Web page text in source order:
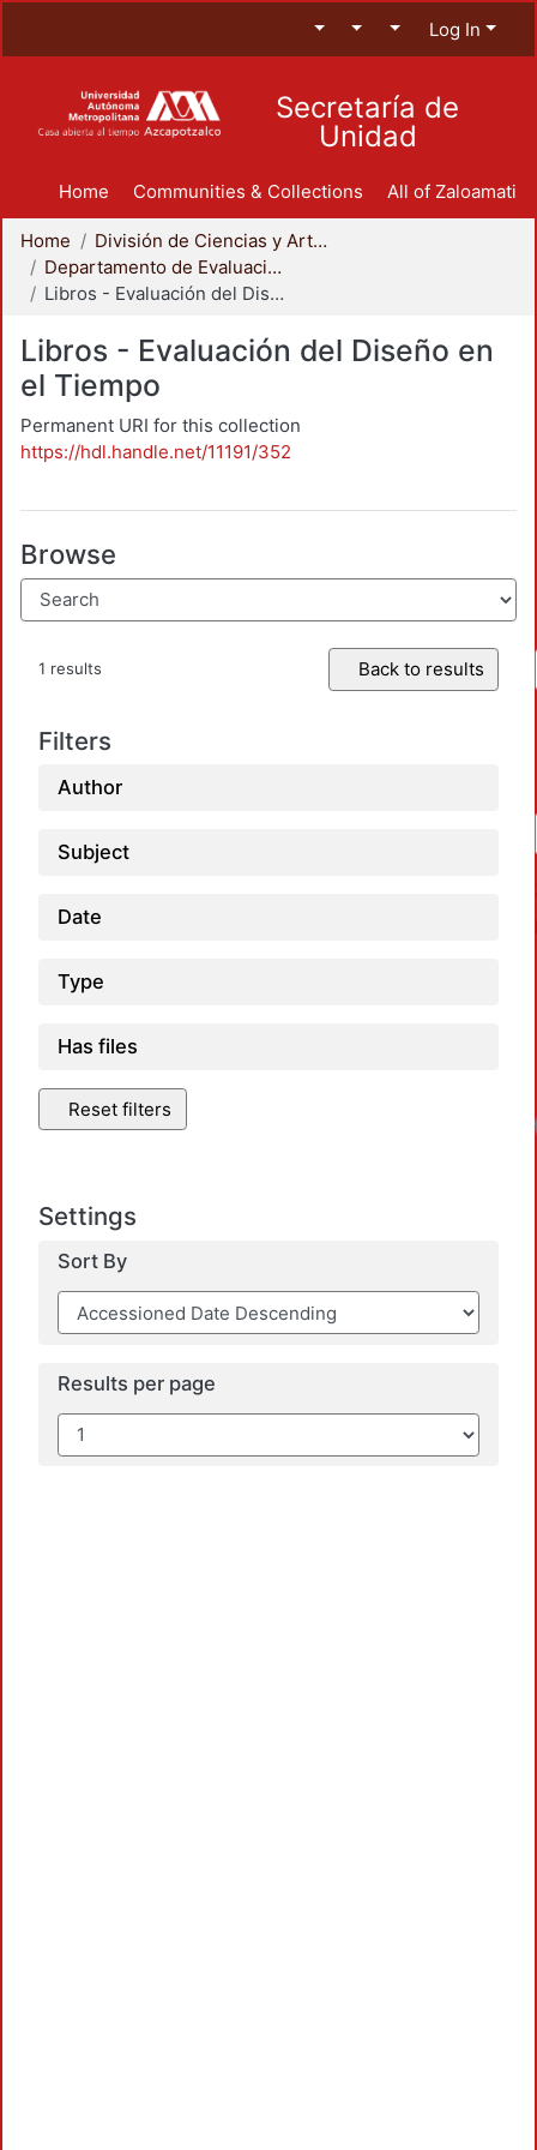
Log In
Secretaría de
Unidad
Home Communities & Collections All of Zaloamati
Home
División de Ciencias y Artes para el Diseño
Departamento de Evaluación del Diseño en el Tiempo
Libros - Evaluación del Diseño en el Tiempo
Libros - Evaluación del Diseño en
el Tiempo
Permanent URI for this collection
https://hdl.handle.net/11191/352
Browse
1 results Back to results
Filters
Author
Subject
Date
Type
Has files
Reset filters
Settings
Sort By
Results per page